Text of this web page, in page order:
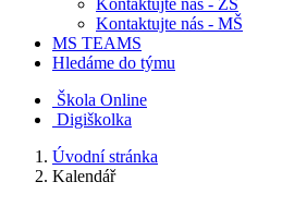
Kontaktujte nás - ZŠ
Kontaktujte nás - MŠ
MS TEAMS
Hledáme do týmu
Škola Online
Digiškolka
Úvodní stránka
Kalendář